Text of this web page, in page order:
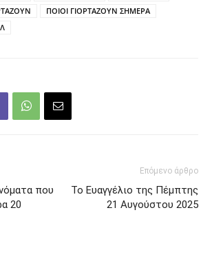
ΠΟΙΟΙ ΓΙΟΡΤΑΖΟΥΝ ΣΗΜΕΡΑ
που
20
Επόμενο άρθρο
Το Ευαγγέλιο της Πέμπτης
21 Αυγούστου 2025